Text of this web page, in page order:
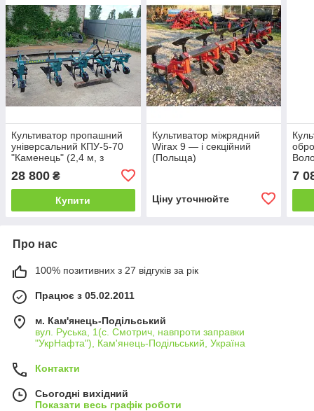
Культиватор пропашний
універсальний КПУ-5-70
"Каменець" (2,4 м, з
28 800 ₴
Купити
Культиватор міжрядний
Wirax 9 — і секційний
(Польща)
Ціну уточнюйте
7
Про нас
100% позитивних з 27 відгуків за рік
Працює з 05.02.2011
м. Кам'янець-Подільський
вул. Руська, 1(с. Смотрич, навпроти заправки
"УкрНафта"), Кам'янець-Подільський, Україна
Контакти
Сьогодні вихідний
Показати весь графік роботи